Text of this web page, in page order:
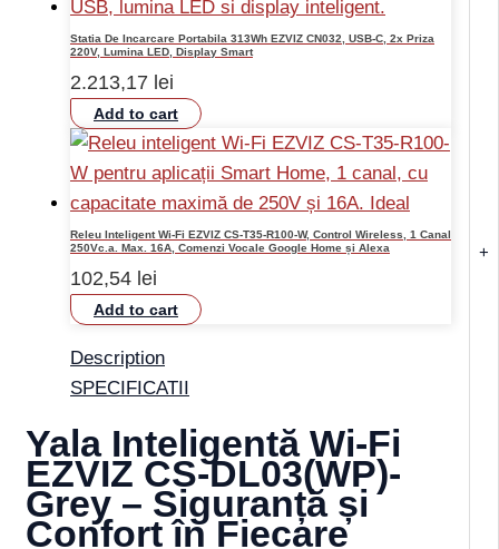
+
Statia De Incarcare Portabila 313Wh EZVIZ CN032, USB-C, 2x Priza
220V, Lumina LED, Display Smart
2.213,17 lei
Add to cart
Releu Inteligent Wi-Fi EZVIZ CS-T35-R100-W, Control Wireless, 1 Canal
250Vc.a. Max. 16A, Comenzi Vocale Google Home și Alexa
102,54 lei
Add to cart
Description
SPECIFICATII
Yala Inteligentă Wi-Fi
EZVIZ CS-DL03(WP)-
Grey – Siguranță și
Confort în Fiecare